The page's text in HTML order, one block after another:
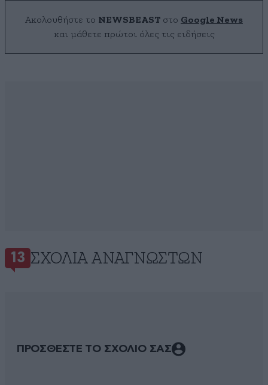
Ακολουθήστε το NEWSBEAST στο Google News
και μάθετε πρώτοι όλες τις ειδήσεις
13 ΣΧΌΛΙΑ ΑΝΑΓΝΩΣΤΏΝ
ΠΡΟΣΘΕΣΤΕ ΤΟ ΣΧΟΛΙΟ ΣΑΣ